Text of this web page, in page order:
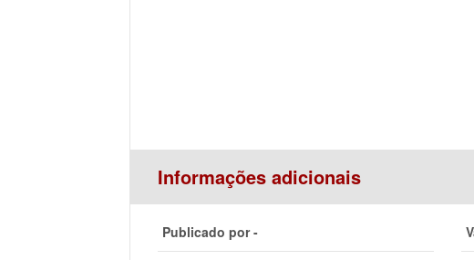
Informações adicionais
Publicado por -